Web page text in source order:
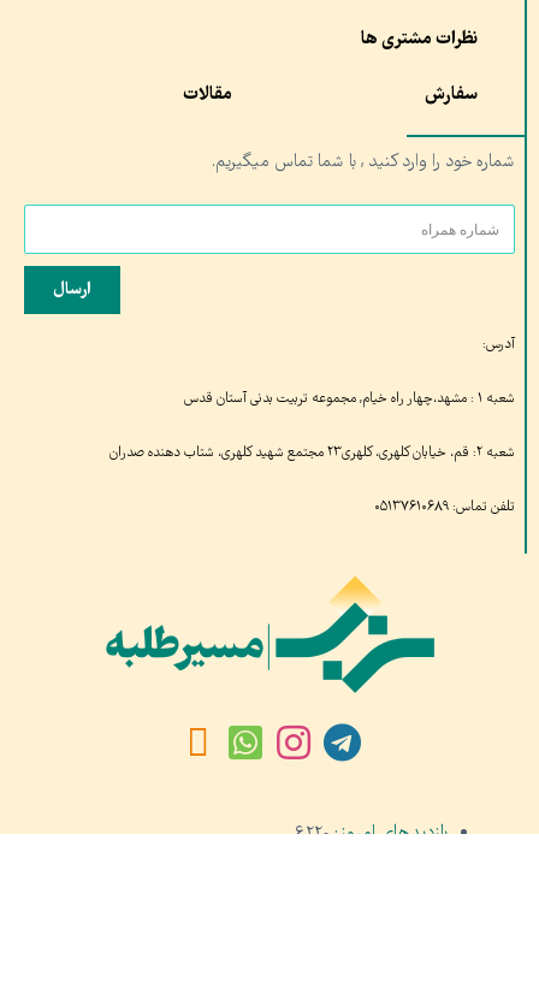
نظرات مشتری ها
سفارش مقالات
شماره خود را وارد کنید , با شما تماس میگیریم.
ارسال
آدرس:
شعبه ۱ : مشهد،چهار راه خیام, مجموعه تربیت بدنی آستان قدس
شعبه ۲: قم، خیابان کلهری، کلهری۲۳ مجتمع شهید کلهری، شتاب دهنده صدران
تلفن تماس: ۰۵۱۳۷۶۱۰۶۸۹
بازدیدهای امروز:۶,۲۲۰